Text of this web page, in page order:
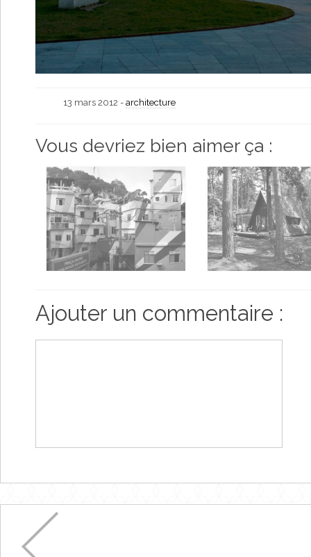
13 mars 2012 - architecture
Vous devriez bien aimer ça :
Ajouter un commentaire :